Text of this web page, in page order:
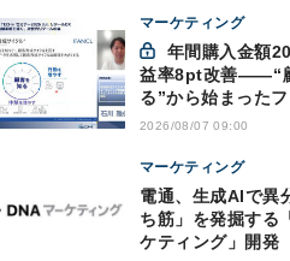
マーケティング
益率8pt改善——“
る”から始まった
の通販変革と、次
2026/08/07 09:00
マーケティング
電通、生成AIで異
ち筋」を発掘する
ケティング」開発